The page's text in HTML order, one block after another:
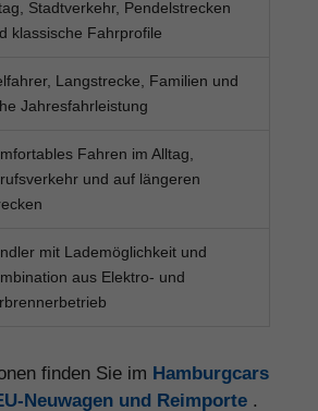
Stadtverkehr, Pendelstrecken
klassische Fahrprofile
Langstrecke, Familien und
Jahresfahrleistung
Fahren im Alltag,
und auf längeren
mit Lademöglichkeit und
aus Elektro- und
finden Sie im Hamburgcars
Neuwagen und Reimporte .